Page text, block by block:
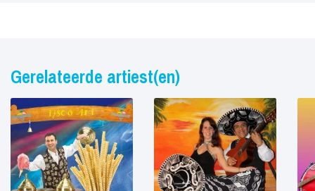
Gerelateerde artiest(en)